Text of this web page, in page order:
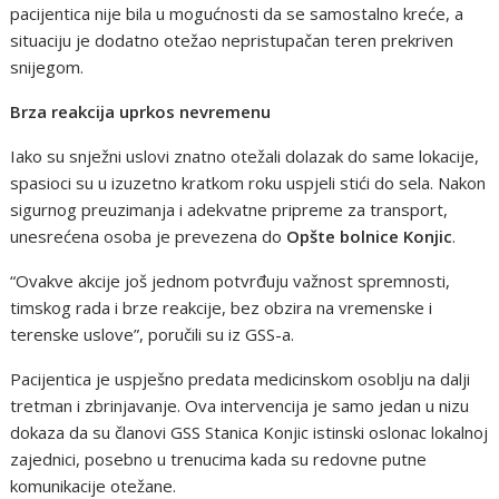
pacijentica nije bila u mogućnosti da se samostalno kreće, a
situaciju je dodatno otežao nepristupačan teren prekriven
snijegom.
Brza reakcija uprkos nevremenu
Iako su snježni uslovi znatno otežali dolazak do same lokacije,
spasioci su u izuzetno kratkom roku uspjeli stići do sela. Nakon
sigurnog preuzimanja i adekvatne pripreme za transport,
unesrećena osoba je prevezena do Opšte bolnice Konjic.
“Ovakve akcije još jednom potvrđuju važnost spremnosti,
timskog rada i brze reakcije, bez obzira na vremenske i
terenske uslove”, poručili su iz GSS-a.
Pacijentica je uspješno predata medicinskom osoblju na dalji
tretman i zbrinjavanje. Ova intervencija je samo jedan u nizu
dokaza da su članovi GSS Stanica Konjic istinski oslonac lokalnoj
zajednici, posebno u trenucima kada su redovne putne
komunikacije otežane.